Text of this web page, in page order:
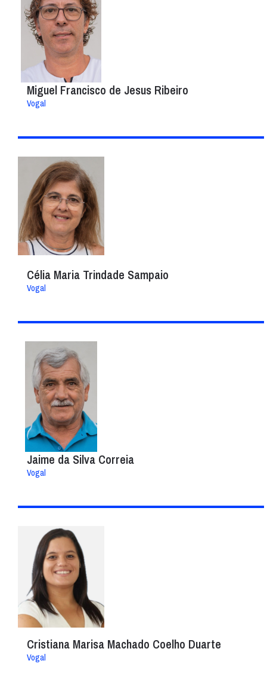
Miguel Francisco de Jesus Ribeiro
Vogal
Célia Maria Trindade Sampaio
Vogal
Jaime da Silva Correia
Vogal
Cristiana Marisa Machado Coelho Duarte
Vogal